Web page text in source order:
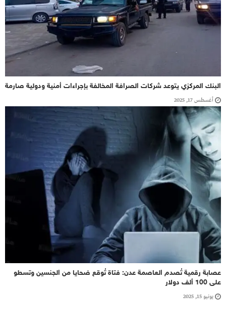
البنك المركزي يتوعد شركات الصرافة المخالفة بإجراءات أمنية ودولية صارمة
أغسطس 17, 2025
عصابة رقمية تُصدم العاصمة عدن: فتاة تُوقع ضحايا من الجنسين وتسطو
على 100 ألف دولار
يونيو 15, 2025